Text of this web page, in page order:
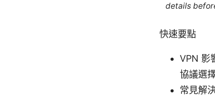
details
快速要點
VPN 影
協議選
常見解